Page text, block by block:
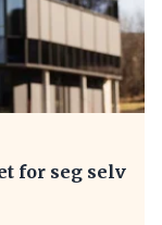
for seg selv